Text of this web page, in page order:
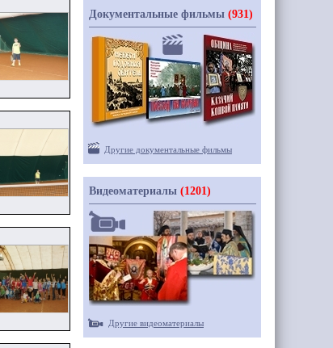
Документальные фильмы (931)
Другие документальные фильмы
Видеоматериалы (1201)
Другие видеоматериалы